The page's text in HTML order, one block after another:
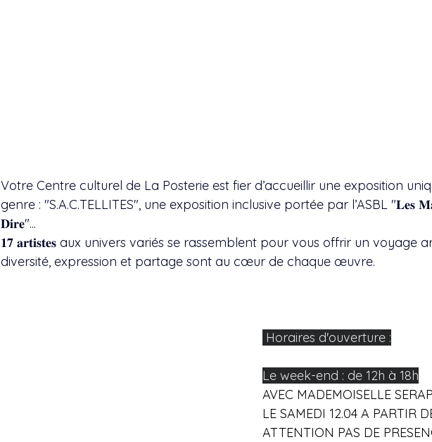
Votre Centre culturel de La Posterie est fier d’accueillir une exposition
genre : "S.A.C.TELLITES", une exposition inclusive portée par l’ASBL "𝐋𝐞𝐬
𝐃𝐢𝐫𝐞"...
𝟏𝟕 𝐚𝐫𝐭𝐢𝐬𝐭𝐞𝐬 aux univers variés se rassemblent pour vous offrir un voyage
diversité, expression et partage sont au cœur de chaque œuvre.
Horaires d'ouverture :
Le week-end : de 12h à 18h
AVEC MADEMOISELLE
LE SAMEDI 12.04 A PARTIR
ATTENTION PAS DE